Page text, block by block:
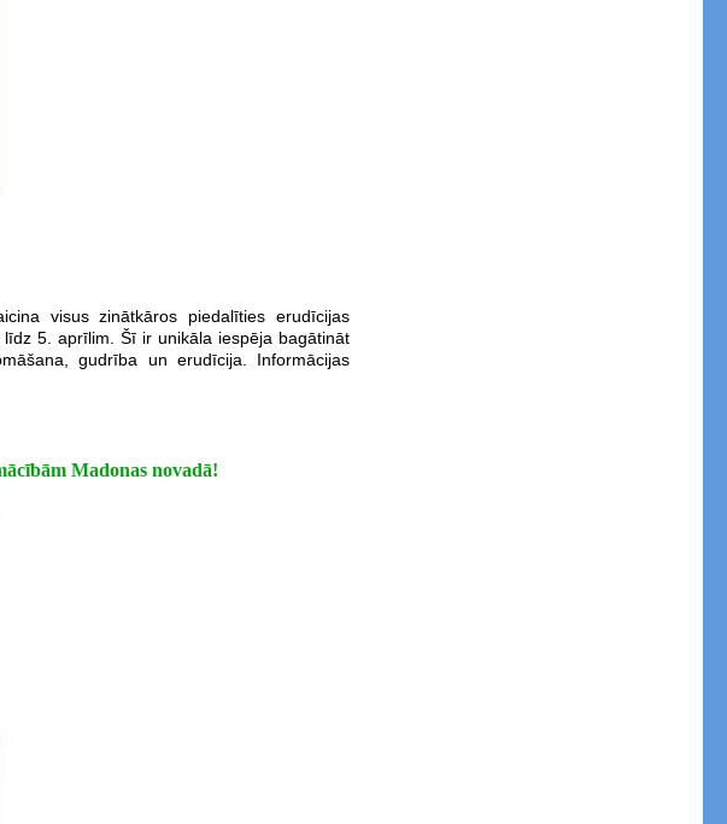
visus zinātkāros piedalīties erudīcijas
5. aprīlim. Šī ir unikāla iespēja bagātināt
gudrība un erudīcija. Informācijas
Madonas novadā!